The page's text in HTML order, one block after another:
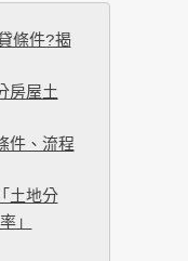
條件?揭
房屋土
件、流程
土地分
」